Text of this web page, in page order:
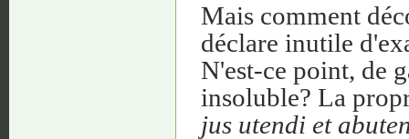
Mais comment
déclare inutile
N'est-ce point, de
insoluble? La
jus utendi et